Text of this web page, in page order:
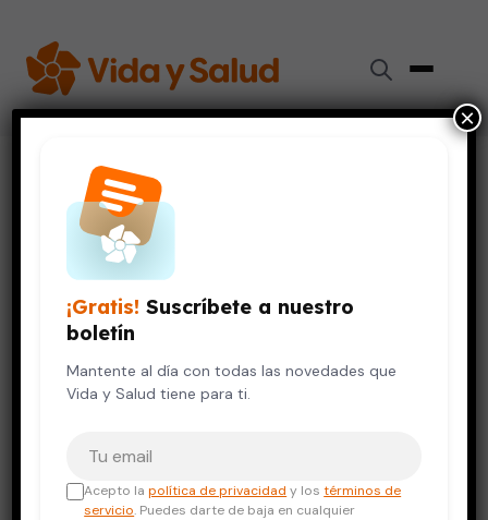
Vida Saludable
Ideas para una Navidad en familia y que todos disfruten
VIDA SALUDABLE
Ideas para una Navidad en
familia y que todos disfruten
19 de diciembre, 2025 4 min de lectura
¡Gratis! Suscríbete a nuestro
boletín
Mantente al día con todas las novedades que
Vida y Salud tiene para ti.
Acepto lapolítica de privacidad y lostérminos de
servicio. Puedes darte de baja en cualquier
×